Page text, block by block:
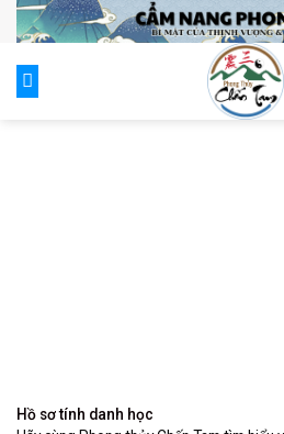
Skip
content
Hồ sơ tính danh học